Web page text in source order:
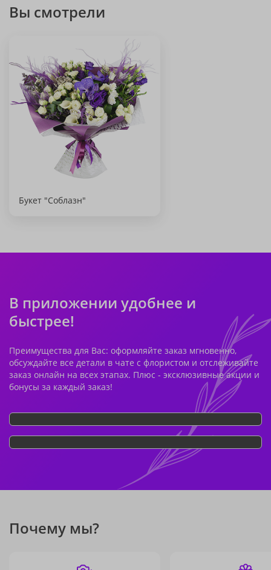
Вы смотрели
Букет "Соблазн"
В приложении удобнее и
быстрее!
Преимущества для Вас: оформляйте заказ мгновенно,
обсуждайте все детали в чате с флористом и отслеживайте
заказ онлайн на всех этапах. Плюс - эксклюзивные акции и
бонусы за каждый заказ!
Почему мы?